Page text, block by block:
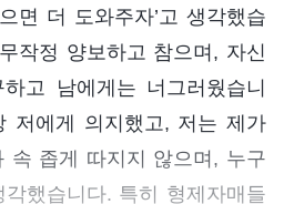
면 더 도와주자’고 생각했습
작정 양보하고 참으며, 자신
고 남에게는 너그러웠습니
저에게 의지했고, 저는 제가
속 좁게 따지지 않으며, 누구
했습니다. 특히 형제자매들